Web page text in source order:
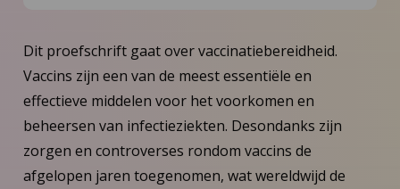
Dit proefschrift gaat over vaccinatiebereidheid.
Vaccins zijn een van de meest essentiële en
effectieve middelen voor het voorkomen en
beheersen van infectieziekten. Desondanks zijn
zorgen en controverses rondom vaccins de
afgelopen jaren toegenomen, wat wereldwijd de